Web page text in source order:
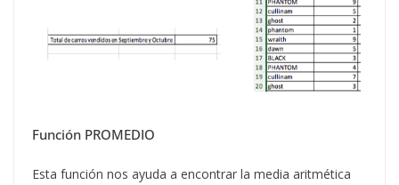
Función PROMEDIO
Esta función nos ayuda a encontrar la media aritmética